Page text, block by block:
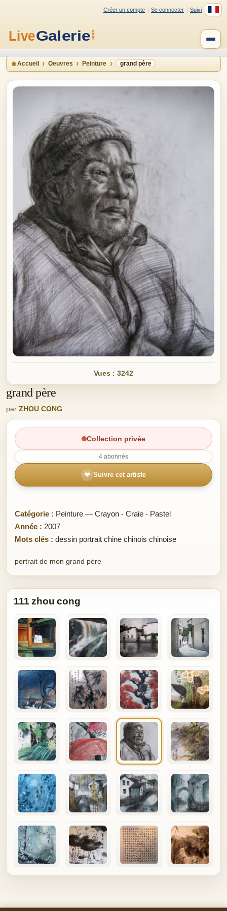
Créer un compte Se connecter Suivi
Accueil Oeuvres Peinture grand père
Vues : 3242
grand père
par ZHOU CONG
Collection privée
4 abonnés
❤ Suivre cet artiste
Catégorie : Peinture — Crayon - Craie - Pastel
Année : 2007
Mots clés : dessin portrait chine chinois chinoise
portrait de mon grand père
111 zhou cong